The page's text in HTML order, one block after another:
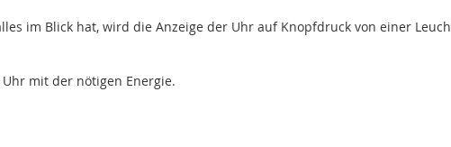
im Blick hat, wird die Anzeige der Uhr auf Knopfdruck von einer
mit der nötigen Energie.